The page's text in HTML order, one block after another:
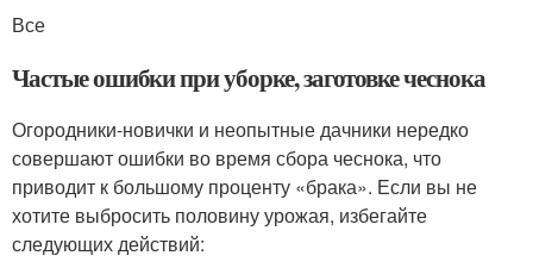
Все
Частые ошибки при уборке, заготовке чеснока
Огородники-новички и неопытные дачники нередко
совершают ошибки во время сбора чеснока, что
приводит к большому проценту «брака». Если вы не
хотите выбросить половину урожая, избегайте
следующих действий: